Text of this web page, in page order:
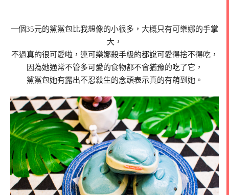
一個35元的鯊鯊包比我想像的小很多，大概只有可樂娜的手掌
大，
不過真的很可愛啦，連可樂娜殺手級的都說可愛得捨不得吃，
因為她通常不管多可愛的食物都不會猶豫的吃了它，
鯊鯊包她有露出不忍殺生的念頭表示真的有萌到她。